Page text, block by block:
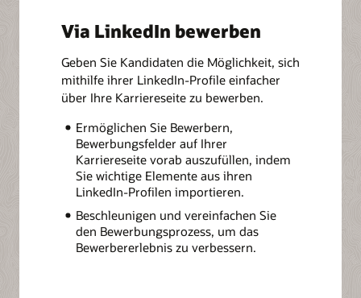
Via LinkedIn bewerben
Geben Sie Kandidaten die Möglichkeit, sich
mithilfe ihrer LinkedIn-Profile einfacher
über Ihre Karriereseite zu bewerben.
Ermöglichen Sie Bewerbern,
Bewerbungsfelder auf Ihrer
Karriereseite vorab auszufüllen, indem
Sie wichtige Elemente aus ihren
LinkedIn-Profilen importieren.
Beschleunigen und vereinfachen Sie
den Bewerbungsprozess, um das
Bewerbererlebnis zu verbessern.